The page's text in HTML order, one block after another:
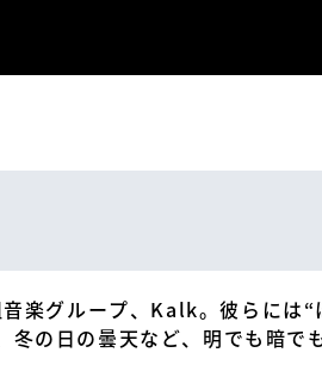
グループ、Kalk。彼らには“
の日の曇天など、明でも暗で